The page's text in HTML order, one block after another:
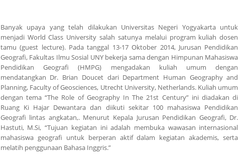
Banyak upaya yang telah dilakukan Universitas Negeri Yogyakarta untuk
menjadi World Class University salah satunya melalui program kuliah dosen
tamu (guest lecture). Pada tanggal 13-17 Oktober 2014, Jurusan Pendidikan
Geografi, Fakultas Ilmu Sosial UNY bekerja sama dengan Himpunan Mahasiswa
Pendidikan Geografi (HMPG) mengadakan kuliah umum dengan
mendatangkan Dr. Brian Doucet dari Department Human Geography and
Planning, Faculty of Geosciences, Utrecht University, Netherlands. Kuliah umum
dengan tema “The Role of Geography In The 21st Century” ini diadakan di
Ruang Ki Hajar Dewantara dan diikuti sekitar 100 mahasiswa Pendidikan
Geografi lintas angkatan,. Menurut Kepala Jurusan Pendidikan Geografi, Dr.
Hastuti, M.Si, “Tujuan kegiatan ini adalah membuka wawasan internasional
mahasiswa geografi untuk berperan aktif dalam kegiatan akademis, serta
melatih penggunaan Bahasa Inggris.”